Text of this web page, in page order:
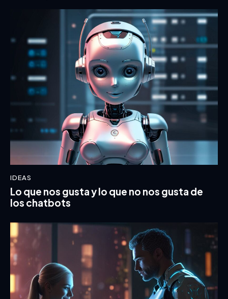
IDEAS
Lo que nos gusta y lo que no nos gusta de
los chatbots